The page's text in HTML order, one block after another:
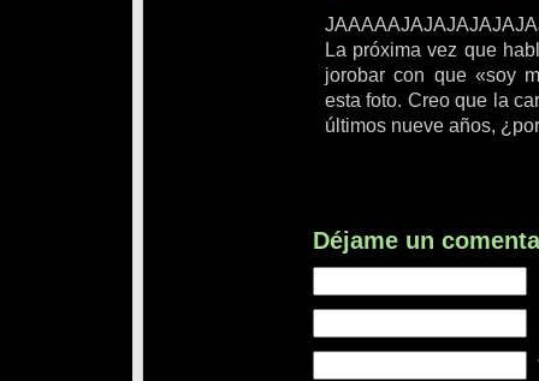
La próxima vez que
jorobar con que «soy
esta foto. Creo que la
últimos nueve años,
Déjame un